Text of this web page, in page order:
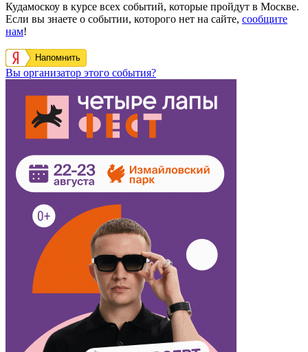
Кудамоскоу в курсе всех событий, которые пройдут в Москве.
Если вы знаете о событии, которого нет на сайте, сообщите
нам!
Напомнить
Вы организатор этого события?